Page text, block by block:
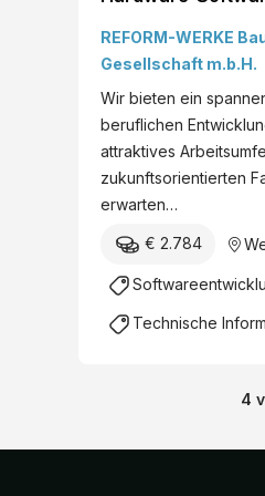
Hagenberg, Wels,
Österreich
REFORM-WERKE
Gesellschaft m.b.H.
Wir bieten ein
beruflichen
attraktives
zukunftsorientierten
erwarten…
€ 2.784
Technische Informatik &
4